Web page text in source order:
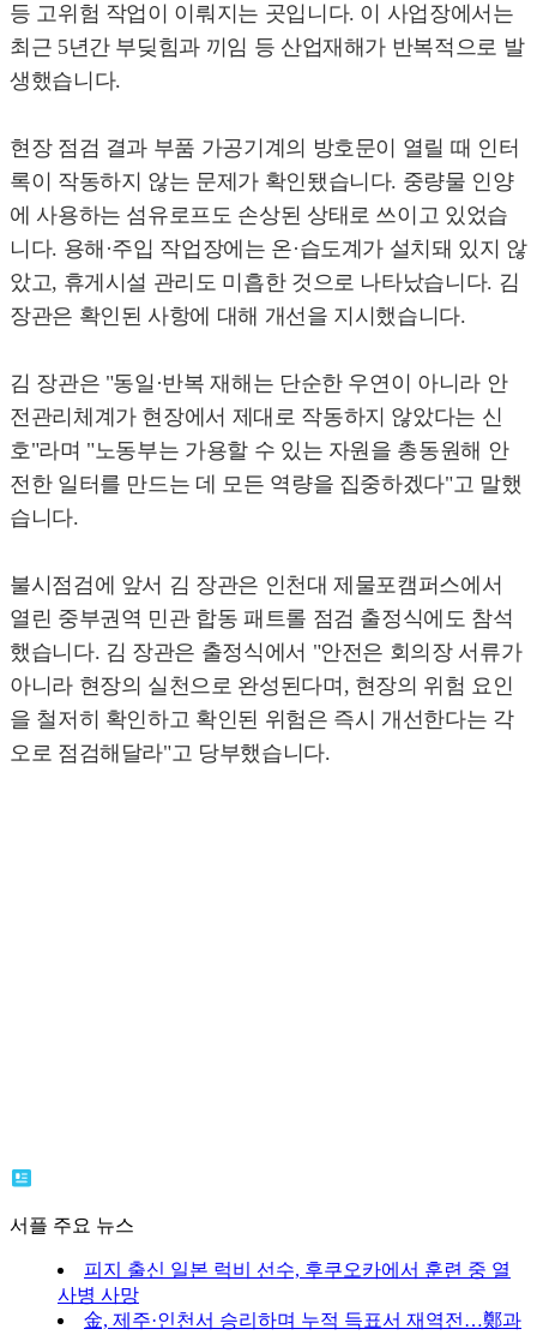
등 고위험 작업이 이뤄지는 곳입니다. 이 사업장에서는
최근 5년간 부딪힘과 끼임 등 산업재해가 반복적으로 발
생했습니다.
현장 점검 결과 부품 가공기계의 방호문이 열릴 때 인터
록이 작동하지 않는 문제가 확인됐습니다. 중량물 인양
에 사용하는 섬유로프도 손상된 상태로 쓰이고 있었습
니다. 용해·주입 작업장에는 온·습도계가 설치돼 있지 않
았고, 휴게시설 관리도 미흡한 것으로 나타났습니다. 김
장관은 확인된 사항에 대해 개선을 지시했습니다.
김 장관은 "동일·반복 재해는 단순한 우연이 아니라 안
전관리체계가 현장에서 제대로 작동하지 않았다는 신
호"라며 "노동부는 가용할 수 있는 자원을 총동원해 안
전한 일터를 만드는 데 모든 역량을 집중하겠다"고 말했
습니다.
불시점검에 앞서 김 장관은 인천대 제물포캠퍼스에서
열린 중부권역 민관 합동 패트롤 점검 출정식에도 참석
했습니다. 김 장관은 출정식에서 "안전은 회의장 서류가
아니라 현장의 실천으로 완성된다며, 현장의 위험 요인
을 철저히 확인하고 확인된 위험은 즉시 개선한다는 각
오로 점검해달라"고 당부했습니다.
서플 주요 뉴스
피지 출신 일본 럭비 선수, 후쿠오카에서 훈련 중 열
사병 사망
金, 제주·인천서 승리하며 누적 득표서 재역전…鄭과